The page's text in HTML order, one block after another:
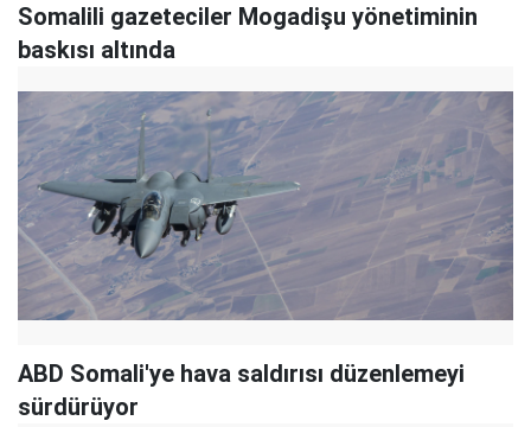
Somalili gazeteciler Mogadişu yönetiminin
baskısı altında
ABD Somali'ye hava saldırısı düzenlemeyi
sürdürüyor